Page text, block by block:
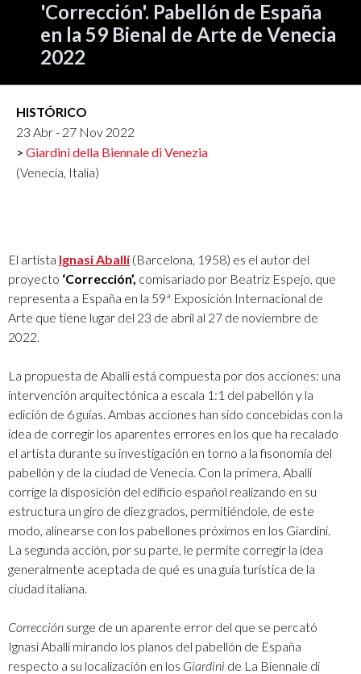
'Corrección'. Pabellón de España
en la 59 Bienal de Arte de Venecia
2022
HISTÓRICO
23 Abr - 27 Nov 2022
Giardini della Biennale di Venezia
(Venecia, Italia)
El artista Ignasi Aballí(Barcelona, 1958) es el autor del
proyecto ‘Corrección’, comisariado por Beatriz Espejo, que
representa a España en la 59ª Exposición Internacional de
Arte que tiene lugar del 23 de abril al 27 de noviembre de
2022.
La propuesta de Aballí está compuesta por dos acciones: una
intervención arquitectónica a escala 1:1 del pabellón y la
edición de 6 guías. Ambas acciones han sido concebidas con la
idea de corregir los aparentes errores en los que ha recalado
el artista durante su investigación en torno a la fisonomía del
pabellón y de la ciudad de Venecia. Con la primera, Aballí
corrige la disposición del edificio español realizando en su
estructura un giro de diez grados, permitiéndole, de este
modo, alinearse con los pabellones próximos en los Giardini.
La segunda acción, por su parte, le permite corregir la idea
generalmente aceptada de qué es una guía turística de la
ciudad italiana.
Corrección surge de un aparente error del que se percató
Ignasi Aballí mirando los planos del pabellón de España
respecto a su localización en los Giardini de La Biennale di